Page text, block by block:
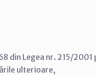
din Legea nr. 215/
ulterioare,